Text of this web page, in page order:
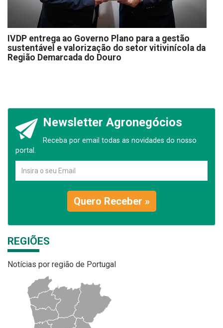
IVDP entrega ao Governo Plano para a gestão
sustentável e valorização do setor vitivinícola da
Região Demarcada do Douro
Newsletter Agronegócios
Receba por email todas as novidades do nosso
portal.
Quero Receber »
REGIÕES
Notícias por região de Portugal